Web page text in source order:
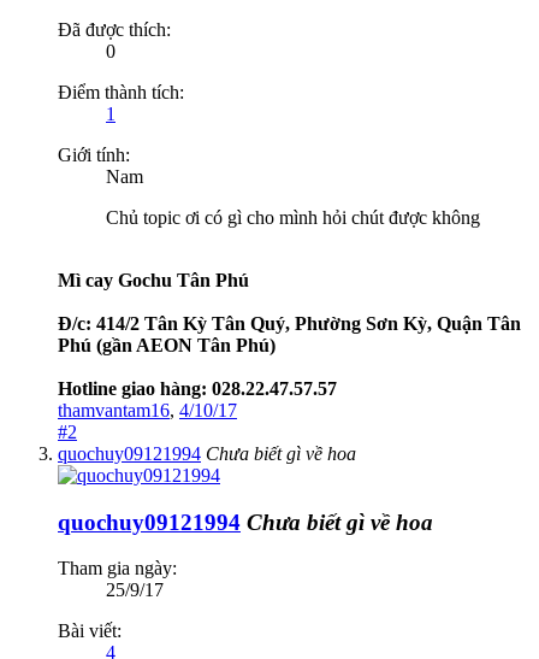
Đã được thích:
0
Điểm thành tích:
1
Giới tính:
Nam
Chủ topic ơi có gì cho mình hỏi chút được không
Mì cay Gochu Tân Phú
Đ/c: 414/2 Tân Kỳ Tân Quý, Phường Sơn Kỳ, Quận Tân
Phú (gần AEON Tân Phú)
Hotline giao hàng: 028.22.47.57.57
thamvantam16, 4/10/17
#2
quochuy09121994 Chưa biết gì về hoa
quochuy09121994 Chưa biết gì về hoa
Tham gia ngày:
25/9/17
Bài viết:
4